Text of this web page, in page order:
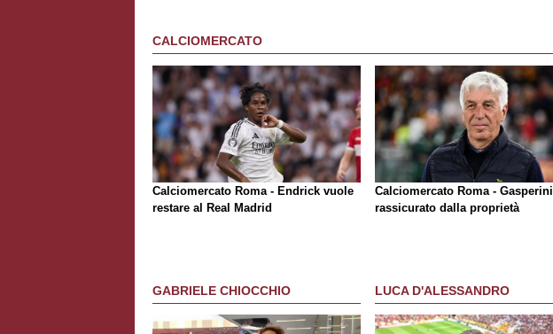
CALCIOMERCATO
Calciomercato Roma - Endrick vuole
restare al Real Madrid
Calciomercato Roma - Gasperini
rassicurato dalla proprietà
GABRIELE CHIOCCHIO LUCA D'ALESSANDRO